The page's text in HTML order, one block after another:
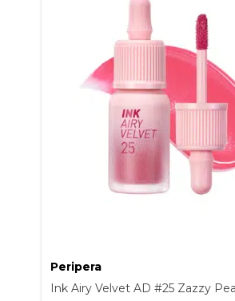
Peripera
Ink Airy Velvet AD #25 Zazzy